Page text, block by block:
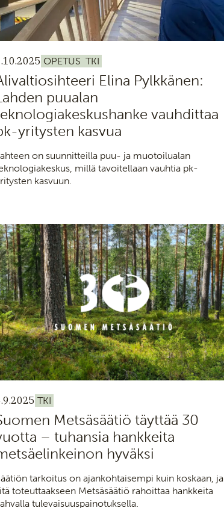
OPETUS TKI
Elina Pylkkänen:
puualan
vauhdittaa
yritysten kasvua
on suunnitteilla puu- ja muotoilualan
millä tavoitellaan vauhtia pk-
kasvuun.
TKI
Metsäsäätiö täyttää 30
– tuhansia hankkeita
hyväksi
tarkoitus on ajankohtaisempi kuin koskaan, ja
toteuttaakseen Metsäsäätiö rahoittaa hankkeita
tulevaisuuspainotuksella.